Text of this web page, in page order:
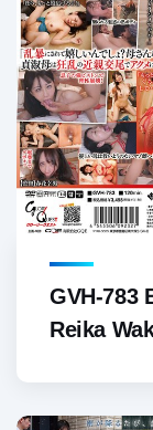
GVH-783
Reika